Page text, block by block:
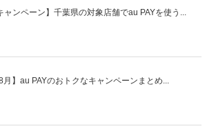
ャンペーン】千葉県の対象店舗でau PAYを使う...
月】au PAYのおトクなキャンペーンまとめ...